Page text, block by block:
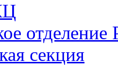
секция